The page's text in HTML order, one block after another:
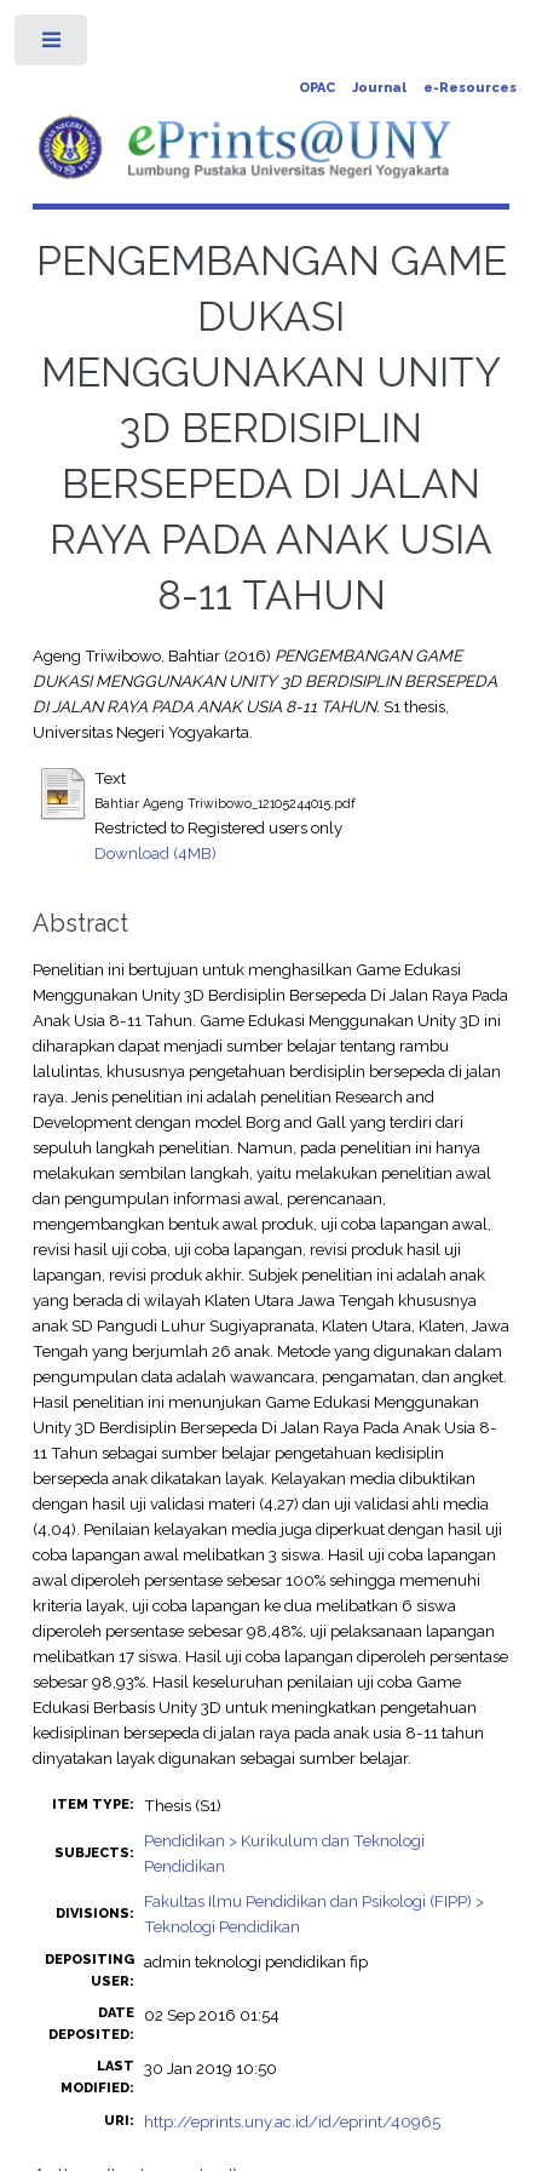
OPAC Journal e-Resources
PENGEMBANGAN GAME
DUKASI
MENGGUNAKAN UNITY
3D BERDISIPLIN
BERSEPEDA DI JALAN
RAYA PADA ANAK USIA
8-11 TAHUN
Ageng Triwibowo, Bahtiar(2016) PENGEMBANGAN GAME
DUKASI MENGGUNAKAN UNITY 3D BERDISIPLIN BERSEPEDA
DI JALAN RAYA PADA ANAK USIA 8-11 TAHUN. S1 thesis,
Universitas Negeri Yogyakarta.
Text
Bahtiar Ageng Triwibowo_12105244015.pdf
Restricted to Registered users only
Download (4MB)
Abstract
Penelitian ini bertujuan untuk menghasilkan Game Edukasi
Menggunakan Unity 3D Berdisiplin Bersepeda Di Jalan Raya Pada
Anak Usia 8-11 Tahun. Game Edukasi Menggunakan Unity 3D ini
diharapkan dapat menjadi sumber belajar tentang rambu
lalulintas, khususnya pengetahuan berdisiplin bersepeda di jalan
raya. Jenis penelitian ini adalah penelitian Research and
Development dengan model Borg and Gall yang terdiri dari
sepuluh langkah penelitian. Namun, pada penelitian ini hanya
melakukan sembilan langkah, yaitu melakukan penelitian awal
dan pengumpulan informasi awal, perencanaan,
mengembangkan bentuk awal produk, uji coba lapangan awal,
revisi hasil uji coba, uji coba lapangan, revisi produk hasil uji
lapangan, revisi produk akhir. Subjek penelitian ini adalah anak
yang berada di wilayah Klaten Utara Jawa Tengah khususnya
anak SD Pangudi Luhur Sugiyapranata, Klaten Utara, Klaten, Jawa
Tengah yang berjumlah 26 anak. Metode yang digunakan dalam
pengumpulan data adalah wawancara, pengamatan, dan angket.
Hasil penelitian ini menunjukan Game Edukasi Menggunakan
Unity 3D Berdisiplin Bersepeda Di Jalan Raya Pada Anak Usia 8-
11 Tahun sebagai sumber belajar pengetahuan kedisiplin
bersepeda anak dikatakan layak. Kelayakan media dibuktikan
dengan hasil uji validasi materi (4,27) dan uji validasi ahli media
(4,04). Penilaian kelayakan media juga diperkuat dengan hasil uji
coba lapangan awal melibatkan 3 siswa. Hasil uji coba lapangan
awal diperoleh persentase sebesar 100% sehingga memenuhi
kriteria layak, uji coba lapangan ke dua melibatkan 6 siswa
diperoleh persentase sebesar 98,48%, uji pelaksanaan lapangan
melibatkan 17 siswa. Hasil uji coba lapangan diperoleh persentase
sebesar 98,93%. Hasil keseluruhan penilaian uji coba Game
Edukasi Berbasis Unity 3D untuk meningkatkan pengetahuan
kedisiplinan bersepeda di jalan raya pada anak usia 8-11 tahun
dinyatakan layak digunakan sebagai sumber belajar.
ITEM TYPE: Thesis (S1)
SUBJECTS:
Pendidikan > Kurikulum dan Teknologi
Pendidikan
DIVISIONS:
Fakultas Ilmu Pendidikan dan Psikologi (FIPP) >
Teknologi Pendidikan
DEPOSITING
USER:
admin teknologi pendidikan fip
DATE
DEPOSITED:
02 Sep 2016 01:54
LAST
MODIFIED:
30 Jan 2019 10:50
URI: http://eprints.uny.ac.id/id/eprint/40965